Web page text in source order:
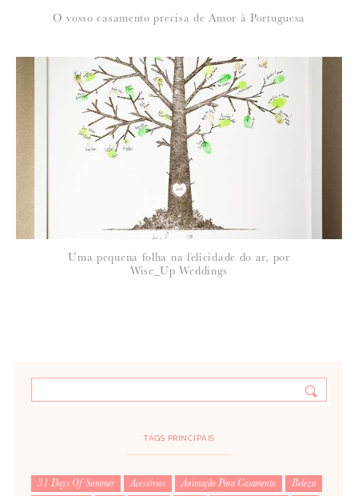
O vosso casamento precisa de Amor à Portuguesa
Uma pequena folha na felicidade do ar, por
Wise_Up Weddings
TAGS PRINCIPAIS
31 Days Of Summer Acessórios Animação Para Casamento
Beleza